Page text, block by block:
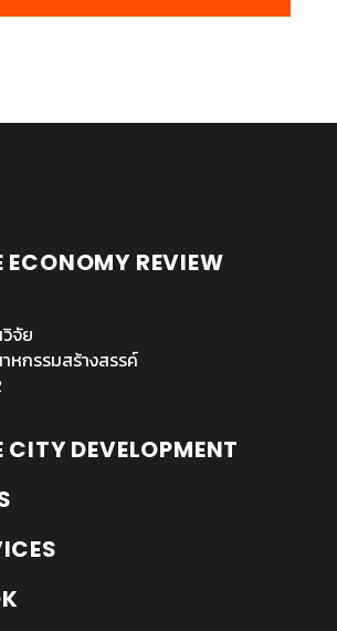
ECONOMY REVIEW
จัย
กรรมสร้างสรรค์
CITY DEVELOPMENT